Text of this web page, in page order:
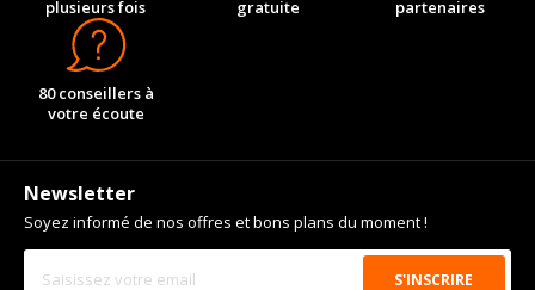
plusieurs fois
gratuite
partenaires
80 conseillers à
votre écoute
Newsletter
Soyez informé de nos offres et bons plans du moment !